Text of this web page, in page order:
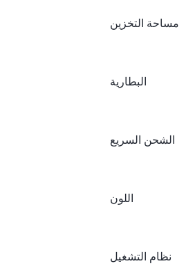
مساحة التخزين
البطارية
الشحن السريع
اللون
نظام التشغيل